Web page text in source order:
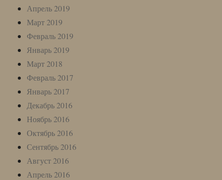
Апрель 2019
Март 2019
Февраль 2019
Январь 2019
Март 2018
Февраль 2017
Январь 2017
Декабрь 2016
Ноябрь 2016
Октябрь 2016
Сентябрь 2016
Август 2016
Апрель 2016